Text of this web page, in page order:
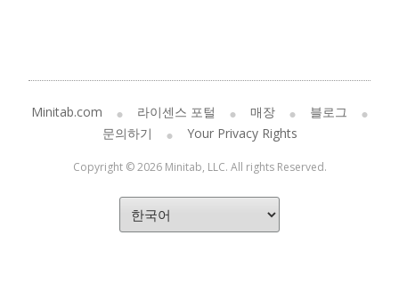
Minitab.com 라이센스 포털 매장
블로그
문의하기
Your Privacy Rights
Copyright © 2026 Minitab, LLC. All rights Reserved.